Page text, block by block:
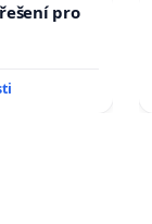
pro